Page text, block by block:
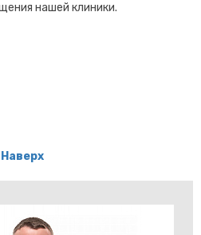
нашей клиники.
Наверх